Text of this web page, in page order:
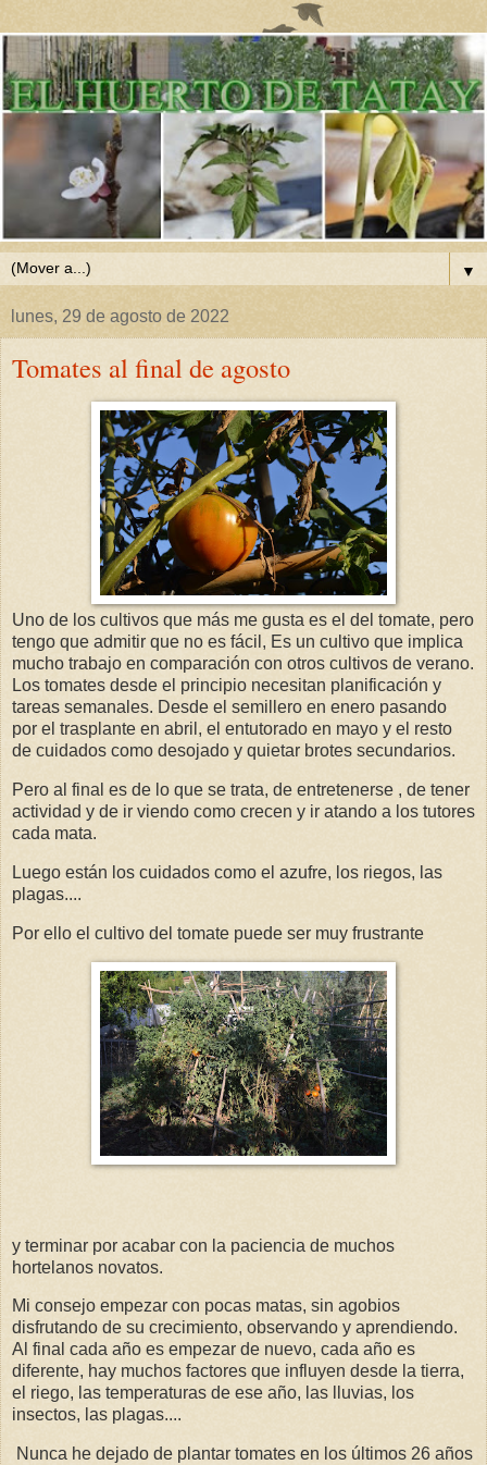
▼
lunes, 29 de agosto de 2022
Tomates al final de agosto
Uno de los cultivos que más me gusta es el del tomate, pero
tengo que admitir que no es fácil, Es un cultivo que implica
mucho trabajo en comparación con otros cultivos de verano.
Los tomates desde el principio necesitan planificación y
tareas semanales. Desde el semillero en enero pasando
por el trasplante en abril, el entutorado en mayo y el resto
de cuidados como desojado y quietar brotes secundarios.
Pero al final es de lo que se trata, de entretenerse , de tener
actividad y de ir viendo como crecen y ir atando a los tutores
cada mata.
Luego están los cuidados como el azufre, los riegos, las
plagas....
Por ello el cultivo del tomate puede ser muy frustrante
y terminar por acabar con la paciencia de muchos
hortelanos novatos.
Mi consejo empezar con pocas matas, sin agobios
disfrutando de su crecimiento, observando y aprendiendo.
Al final cada año es empezar de nuevo, cada año es
diferente, hay muchos factores que influyen desde la tierra,
el riego, las temperaturas de ese año, las lluvias, los
insectos, las plagas....
Nunca he dejado de plantar tomates en los últimos 26 años